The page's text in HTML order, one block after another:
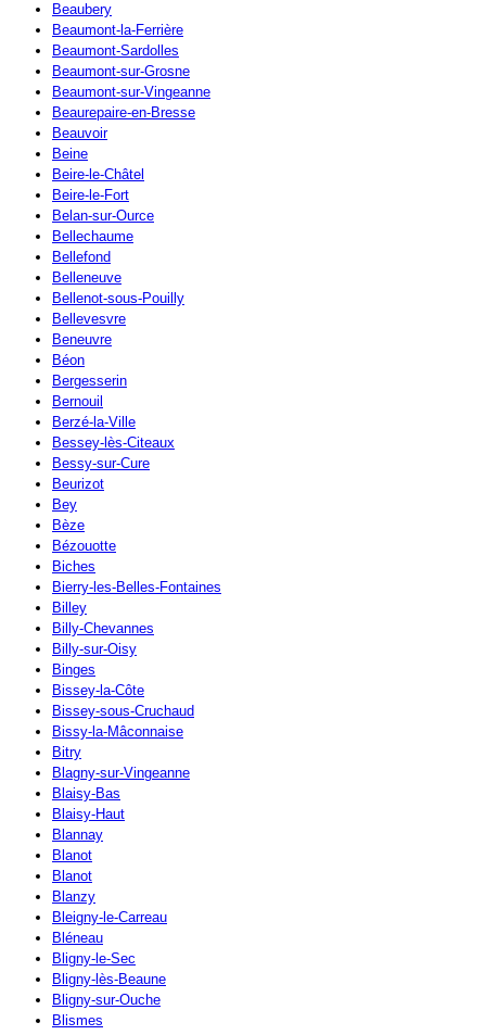
Beaubery
Beaumont-la-Ferrière
Beaumont-Sardolles
Beaumont-sur-Grosne
Beaumont-sur-Vingeanne
Beaurepaire-en-Bresse
Beauvoir
Beine
Beire-le-Châtel
Beire-le-Fort
Belan-sur-Ource
Bellechaume
Bellefond
Belleneuve
Bellenot-sous-Pouilly
Bellevesvre
Beneuvre
Béon
Bergesserin
Bernouil
Berzé-la-Ville
Bessey-lès-Citeaux
Bessy-sur-Cure
Beurizot
Bey
Bèze
Bézouotte
Biches
Bierry-les-Belles-Fontaines
Billey
Billy-Chevannes
Billy-sur-Oisy
Binges
Bissey-la-Côte
Bissey-sous-Cruchaud
Bissy-la-Mâconnaise
Bitry
Blagny-sur-Vingeanne
Blaisy-Bas
Blaisy-Haut
Blannay
Blanot
Blanot
Blanzy
Bleigny-le-Carreau
Bléneau
Bligny-le-Sec
Bligny-lès-Beaune
Bligny-sur-Ouche
Blismes